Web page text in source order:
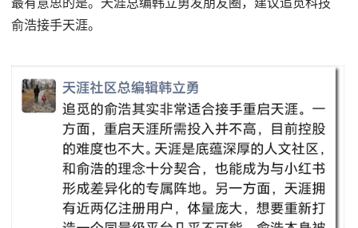
最有意思的是。天涯总编韩立勇发朋友圈，建议追觅科技
俞浩接手天涯。